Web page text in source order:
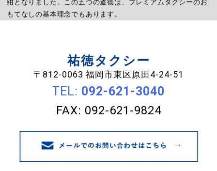
紺となりました。この五つの道徳は、プレミアムタクシーのお
もてなしの基本理念でもあります。
祐徳タクシー
〒812-0063 福岡市東区原田4-24-51
TEL: 092-621-3040
FAX: 092-621-9824